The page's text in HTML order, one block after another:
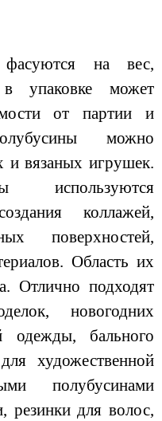
на вес,
в упаковке может
от партии и
можно
и вязаных игрушек.
используются
коллажей,
поверхностей,
Область их
Отлично подходят
новогодних
одежды, бального
художественной
полубусинами
резинки для волос,